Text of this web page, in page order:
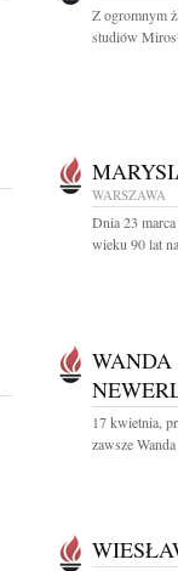
Z ogromnym
studiów
WARSZAWA
Dnia 23
wieku 90 lat
17 kwietnia,
zawsze